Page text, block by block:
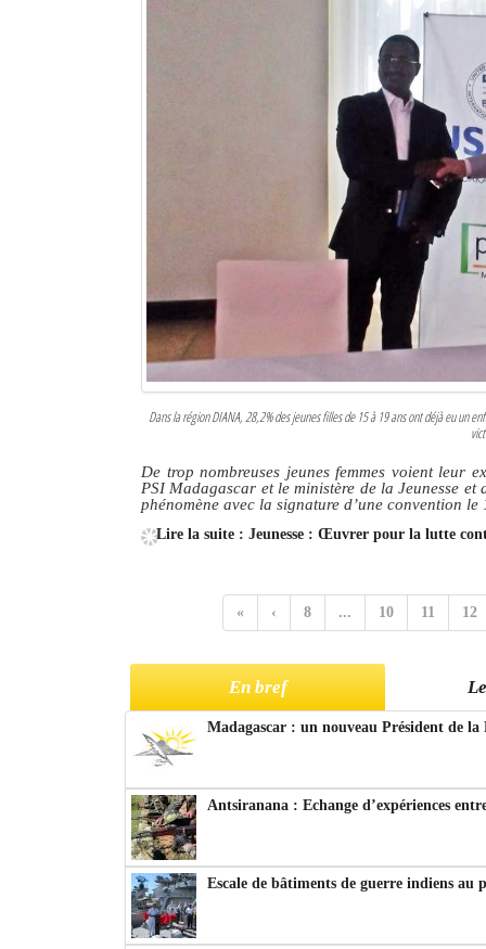
Dans la région DIANA, 28,2% des jeunes filles de 15 à 19 ans ont déjà eu un
De trop nombreuses jeunes femmes voient leur
PSI Madagascar et le ministère de la Jeunesse
phénomène avec la signature d’une convention le
Lire la suite : Jeunesse : Œuvrer pour la lutte
« ‹ 8 ... 10 11 12
En bref
Madagascar : un nouveau Président de
Antsiranana : Echange d’expériences
Escale de bâtiments de guerre indiens au